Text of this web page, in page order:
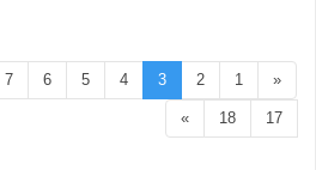
«
1
2
3
4
5
6
7
17
18
»